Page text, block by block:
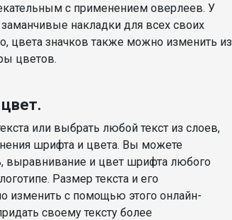
с применением оверлеев. У
заманчивые накладки для всех своих
цвета значков также можно изменить из
цветов.
или выбрать любой текст из слоев,
шрифта и цвета. Вы можете
выравнивание и цвет шрифта любого
Размер текста и его
изменить с помощью этого онлайн-
своему тексту более